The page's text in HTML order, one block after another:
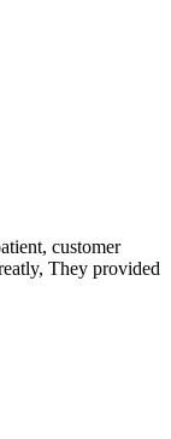
customer
They provided